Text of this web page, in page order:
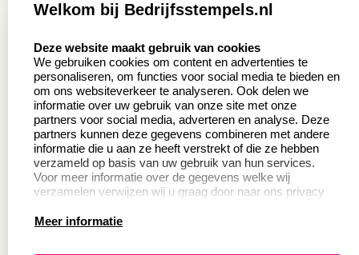
Aanvraag op maat
Wederverkoper
worden
Sale
Betaling & Verzending
Contact opnemen
Veel gestelde vragen
Retourneren
Herroepingsrecht
Productinformatie:
Instructie voor
Welkom bij Bedrijfsstempels.nl
Deze website maakt gebruik van cookies
We gebruiken cookies om content en advertenties te
personaliseren, om functies voor social media te bieden en
om ons websiteverkeer te analyseren. Ook delen we
informatie over uw gebruik van onze site met onze
partners voor social media, adverteren en analyse. Deze
partners kunnen deze gegevens combineren met andere
informatie die u aan ze heeft verstrekt of die ze hebben
verzameld op basis van uw gebruik van hun services.
Voor meer informatie over de gegevens welke wij
verzamelen verwijzen wij u graag door naar ons privacy
Meer informatie